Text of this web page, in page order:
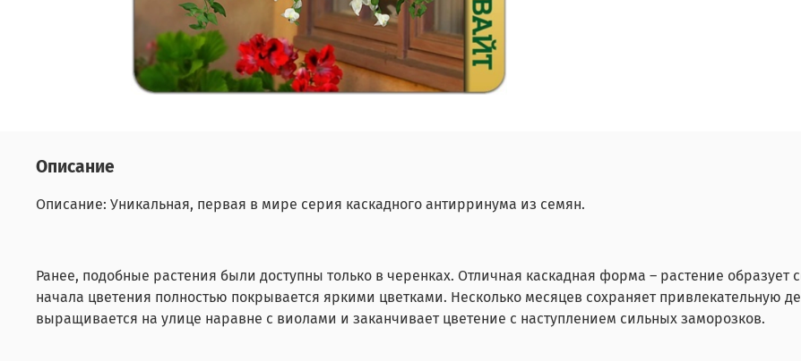
Описание
Описание: Уникальная, первая в мире серия каскадного антирринума из семян.
Ранее, подобные растения были доступны только в черенках. Отличная каскадная форма – растение
начала цветения полностью покрывается яркими цветками. Несколько месяцев сохраняет привлекательную
выращивается на улице наравне с виолами и заканчивает цветение с наступлением сильных заморозков.